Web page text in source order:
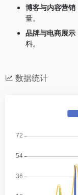
博客与内容营销
量。
品牌与电商展示
料。
数据统计